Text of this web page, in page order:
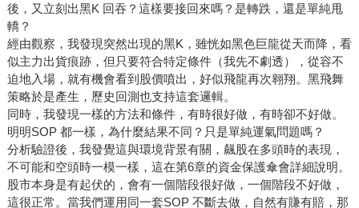
後，又立刻出黑K 回吞？這樣要接回來嗎？是轉跌，還是單純甩
轎？
經由觀察，我發現突然出現的黑K，雖恍如黑色巨龍從天而降，看
似主力出貨痕跡，但只要符合特定條件（我先不劇透），從容不
迫地入場，就有機會看到股價噴出，好似飛龍再次翱翔。黑飛舞
策略於是產生，歷史回測也支持這套邏輯。
同時，我發現一樣的方法和條件，有時很好做，有時卻不好做。
明明SOP 都一樣，為什麼結果不同？只是單純運氣問題嗎？
分析驗證後，我發覺這與環境背景有關，飆股在多頭時的表現，
不可能和空頭時一模一樣，這在第6章的資金保護傘會詳細說明。
股市本身是有起伏的，會有一個階段很好做，一個階段不好做，
這很正常。當我們運用同一套SOP 不斷去做，自然有賺有賠，那